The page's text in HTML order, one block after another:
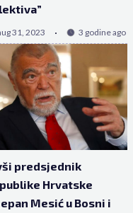
31, 2023 3 godine ago
predsjednik
Hrvatske
Mesić u Bosni i